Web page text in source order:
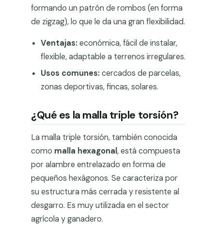
formando un patrón de rombos (en forma
de zigzag), lo que le da una gran flexibilidad.
Ventajas:económica, fácil de instalar,
flexible, adaptable a terrenos irregulares.
Usos comunes:cercados de parcelas,
zonas deportivas, fincas, solares.
¿Qué es la malla triple torsión?
La malla triple torsión, también conocida
como malla hexagonal, está compuesta
por alambre entrelazado en forma de
pequeños hexágonos. Se caracteriza por
su estructura más cerrada y resistente al
desgarro. Es muy utilizada en el sector
agrícola y ganadero.